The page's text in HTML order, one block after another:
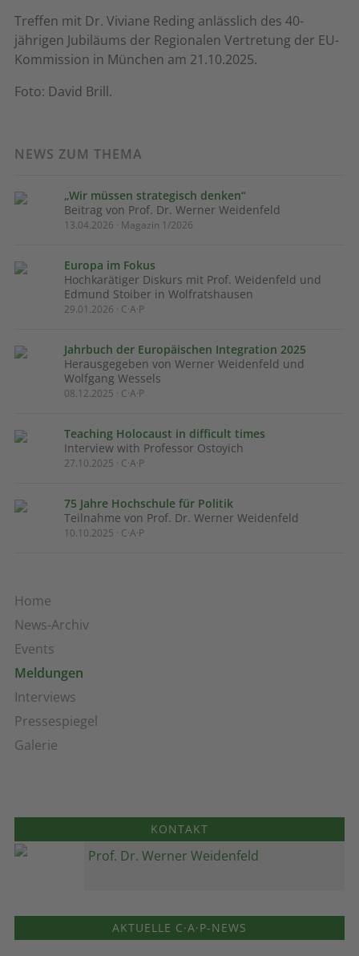
Home
News-Archiv
Events
Meldungen
Interviews
Pressespiegel
Galerie
Treffen mit Dr. Viviane Reding anlässlich des 40-
jährigen Jubiläums der Regionalen Vertretung der EU-
Kommission in München am 21.10.2025.
Foto: David Brill.
NEWS ZUM THEMA
„Wir müssen strategisch denken“
Beitrag von Prof. Dr. Werner Weidenfeld
13.04.2026 · Magazin 1/2026
Europa im Fokus
Hochkarätiger Diskurs mit Prof. Weidenfeld und
Edmund Stoiber in Wolfratshausen
29.01.2026 · C·A·P
Jahrbuch der Europäischen Integration 2025
Herausgegeben von Werner Weidenfeld und
Wolfgang Wessels
08.12.2025 · C·A·P
Teaching Holocaust in difficult times
Interview with Professor Ostoyich
27.10.2025 · C·A·P
75 Jahre Hochschule für Politik
Teilnahme von Prof. Dr. Werner Weidenfeld
10.10.2025 · C·A·P
KONTAKT
Prof. Dr. Werner Weidenfeld
AKTUELLE C·A·P-NEWS